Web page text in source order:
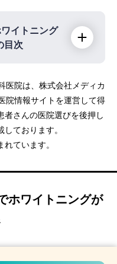
イトニング
目次
本町駅 徒歩1分）
徒歩5分）
ニック（千林大宮
院は、株式会社メディカ
院情報サイトを運営して得
者さんの医院選びを後押し
ております。
ています。
ホワイトニングが